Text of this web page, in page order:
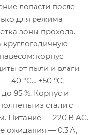
лопасти после
для режима
зоны прохода.
круглогодичную
корпус
от пыли и влаги
-40 °С… +50 °С,
95 %. Корпус и
из стали с
Питание — 220 В AC.
ожидания — 0.3 А,